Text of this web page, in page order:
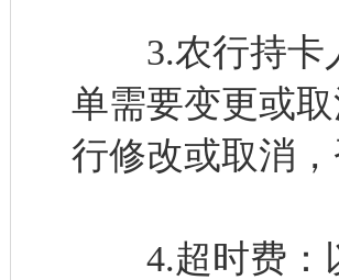
3.农行持卡人
单需要变更或
行修改或取消
4.超时费：以